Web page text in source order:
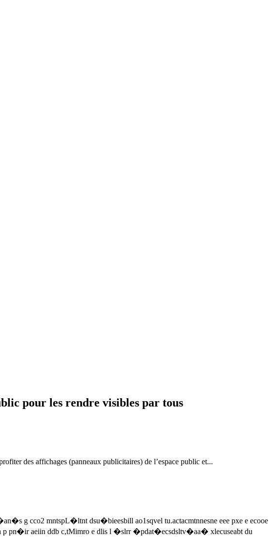
pour les rendre visibles par tous
des affichages (panneaux publicitaires) de l’espace public et...
cco2 mntspL�ltnt dsu�bieesbill ao1sqvel tu.actacmtnnesne eee pxe e ecooe
pn�ir aeiin ddb c,tMimro e dlis l �slrr �pdat�ecsdsltv�aa� xlecuseabt du